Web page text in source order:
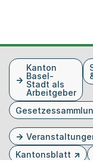
FusszeileKanton
Basel-
Stadt als
Arbeitgeber
Kantonsblatt